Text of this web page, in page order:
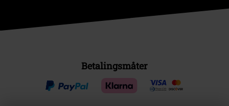
Betalingsmåter